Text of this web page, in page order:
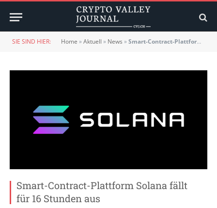
SIE SIND HIER: Home »Aktuell » News »Smart-Contract-Plattform Solana fällt für 16 Stunden aus
Smart-Contract-Plattform Solana fällt
für 16 Stunden aus